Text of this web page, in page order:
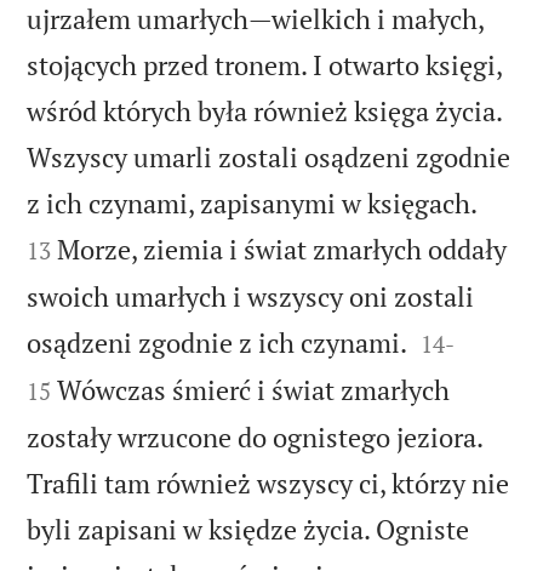
ujrzałem umarłych—wielkich i małych,
stojących przed tronem. I otwarto księgi,
wśród których była również księga życia.
Wszyscy umarli zostali osądzeni zgodnie
z ich czynami, zapisanymi w księgach.
13 Morze, ziemia i świat zmarłych oddały
swoich umarłych i wszyscy oni zostali
osądzeni zgodnie z ich czynami. 

14-
15 Wówczas śmierć i świat zmarłych
zostały wrzucone do ognistego jeziora.
Trafili tam również wszyscy ci, którzy nie
byli zapisani w księdze życia. Ogniste